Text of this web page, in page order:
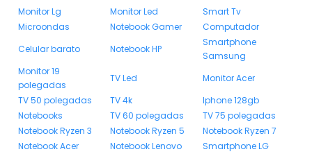
Monitor Lg
Monitor Led
Smart Tv
Microondas
Notebook Gamer
Computador
Celular barato
Notebook HP
Smartphone
Samsung
Monitor 19
polegadas
TV Led
Monitor Acer
TV 50 polegadas
TV 4k
Iphone 128gb
Notebooks
TV 60 polegadas
TV 75 polegadas
Notebook Ryzen 3
Notebook Ryzen 5
Notebook Ryzen 7
Notebook Acer
Notebook Lenovo
Smartphone LG